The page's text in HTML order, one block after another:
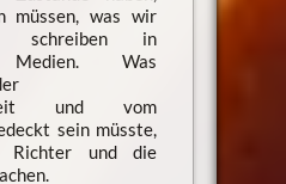
müssen, was wir
schreiben in
Medien. Was
und vom
sein müsste,
Richter und die